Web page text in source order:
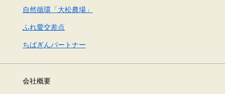
自然循環「大松農場」
ふれ愛交差点
ちばぎんパートナー
会社概要